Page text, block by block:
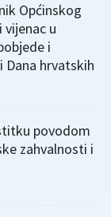
Općinskog
u
i
Dana hrvatskih
povodom
zahvalnosti i